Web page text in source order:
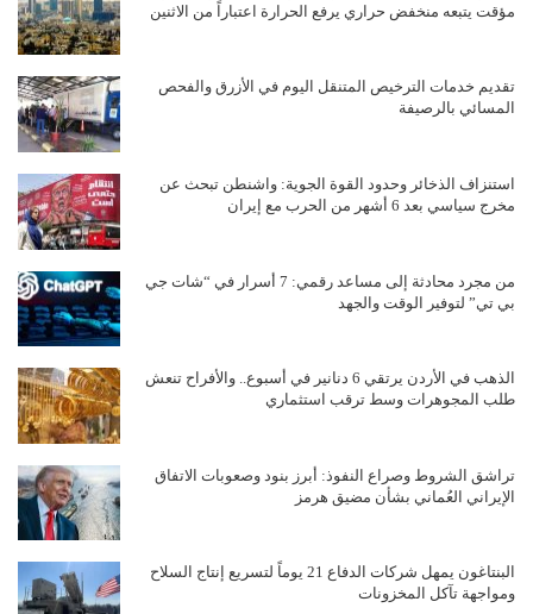
مؤقت يتبعه منخفض حراري يرفع الحرارة اعتباراً من الاثنين
تقديم خدمات الترخيص المتنقل اليوم في الأزرق والفحص
المسائي بالرصيفة
استنزاف الذخائر وحدود القوة الجوية: واشنطن تبحث عن
مخرج سياسي بعد 6 أشهر من الحرب مع إيران
من مجرد محادثة إلى مساعد رقمي: 7 أسرار في “شات جي
بي تي” لتوفير الوقت والجهد
الذهب في الأردن يرتقي 6 دنانير في أسبوع.. والأفراح تنعش
طلب المجوهرات وسط ترقب استثماري
تراشق الشروط وصراع النفوذ: أبرز بنود وصعوبات الاتفاق
الإيراني العُماني بشأن مضيق هرمز
البنتاغون يمهل شركات الدفاع 21 يوماً لتسريع إنتاج السلاح
ومواجهة تآكل المخزونات